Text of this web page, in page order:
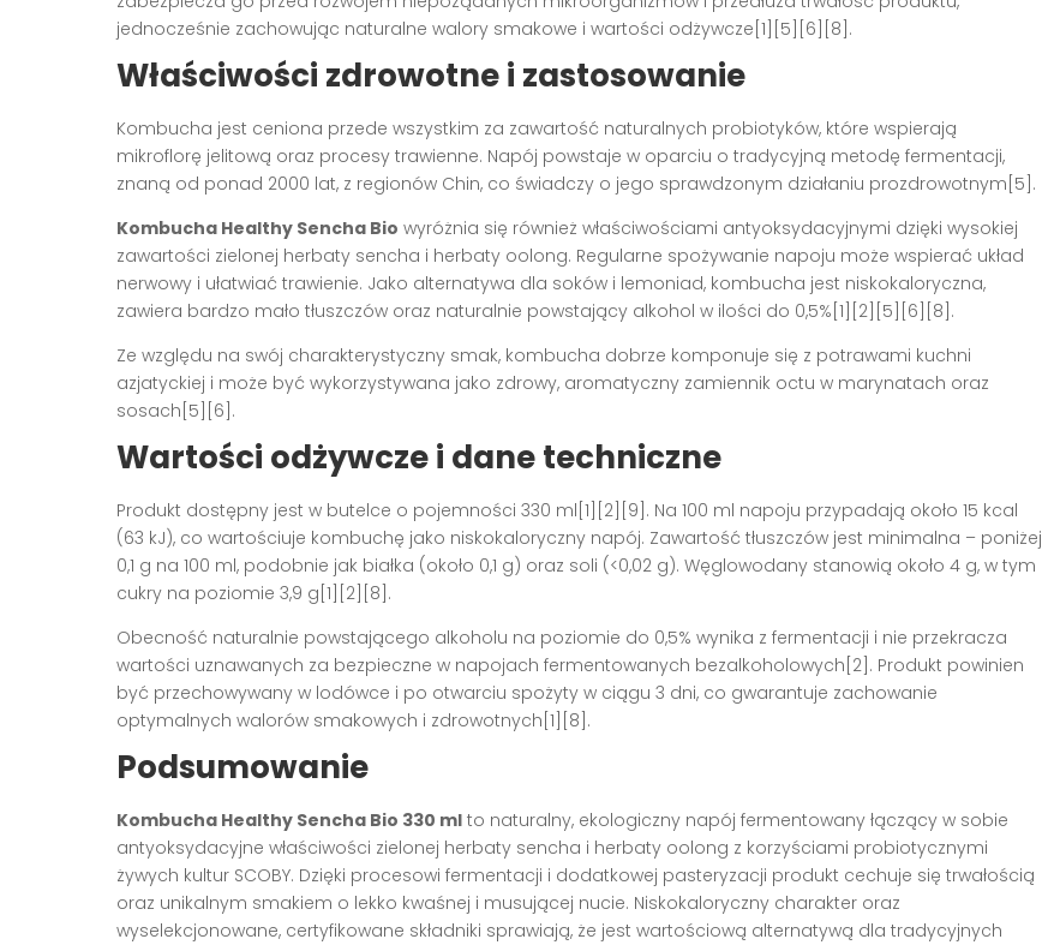
jednocześnie zachowując naturalne walory smakowe i wartości odżywcze[1][5][6][8].
Właściwości zdrowotne i zastosowanie
Kombucha jest ceniona przede wszystkim za zawartość naturalnych probiotyków, które wspierają
mikroflorę jelitową oraz procesy trawienne. Napój powstaje w oparciu o tradycyjną metodę fermentacji,
znaną od ponad 2000 lat, z regionów Chin, co świadczy o jego sprawdzonym działaniu prozdrowotnym[5].
Kombucha Healthy Sencha Bio wyróżnia się również właściwościami antyoksydacyjnymi dzięki wysokiej
zawartości zielonej herbaty sencha i herbaty oolong. Regularne spożywanie napoju może wspierać układ
nerwowy i ułatwiać trawienie. Jako alternatywa dla soków i lemoniad, kombucha jest niskokaloryczna,
zawiera bardzo mało tłuszczów oraz naturalnie powstający alkohol w ilości do 0,5%[1][2][5][6][8].
Ze względu na swój charakterystyczny smak, kombucha dobrze komponuje się z potrawami kuchni
azjatyckiej i może być wykorzystywana jako zdrowy, aromatyczny zamiennik octu w marynatach oraz
sosach[5][6].
Wartości odżywcze i dane techniczne
Produkt dostępny jest w butelce o pojemności 330 ml[1][2][9]. Na 100 ml napoju przypadają około 15 kcal
(63 kJ), co wartościuje kombuchę jako niskokaloryczny napój. Zawartość tłuszczów jest minimalna – poniżej
0,1 g na 100 ml, podobnie jak białka (około 0,1 g) oraz soli (<0,02 g). Węglowodany stanowią około 4 g, w tym
cukry na poziomie 3,9 g[1][2][8].
Obecność naturalnie powstającego alkoholu na poziomie do 0,5% wynika z fermentacji i nie przekracza
wartości uznawanych za bezpieczne w napojach fermentowanych bezalkoholowych[2]. Produkt powinien
być przechowywany w lodówce i po otwarciu spożyty w ciągu 3 dni, co gwarantuje zachowanie
optymalnych walorów smakowych i zdrowotnych[1][8].
Podsumowanie
Kombucha Healthy Sencha Bio 330 ml to naturalny, ekologiczny napój fermentowany łączący w sobie
antyoksydacyjne właściwości zielonej herbaty sencha i herbaty oolong z korzyściami probiotycznymi
żywych kultur SCOBY. Dzięki procesowi fermentacji i dodatkowej pasteryzacji produkt cechuje się trwałością
oraz unikalnym smakiem o lekko kwaśnej i musującej nucie. Niskokaloryczny charakter oraz
wyselekcjonowane, certyfikowane składniki sprawiają, że jest wartościową alternatywą dla tradycyjnych